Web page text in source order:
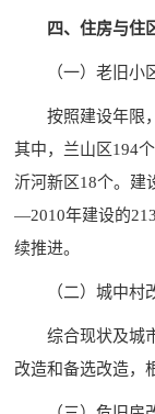
四、住房与住
（一）老旧小
按照建设年限
其中，兰山区194
沂河新区18个。建
—2010年建设的
续推进。
（二）城中村
综合现状及城
改造和备选改造，